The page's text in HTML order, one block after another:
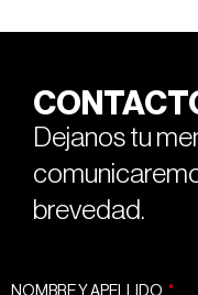
Dejanos tu
brevedad.
NOMBRE Y APELLIDO